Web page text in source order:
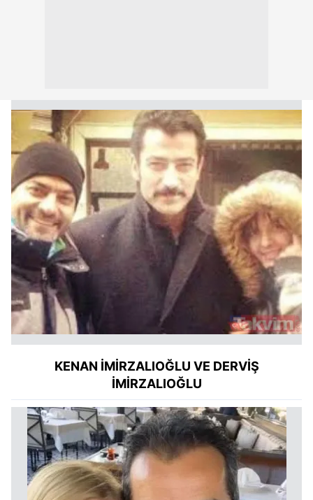
KENAN İMİRZALIOĞLU VE DERVİŞ
İMİRZALIOĞLU